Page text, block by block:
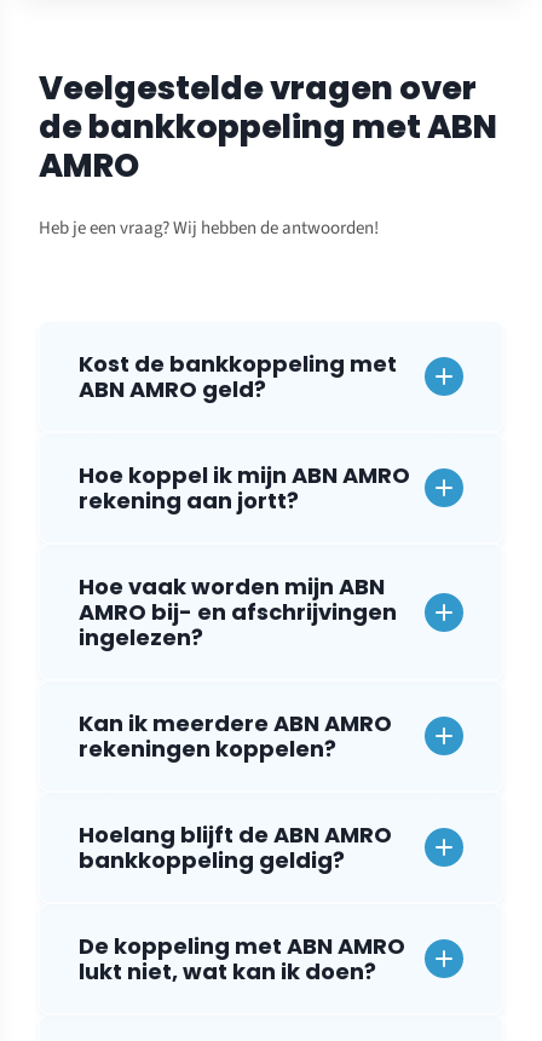
Veelgestelde vragen over
de bankkoppeling met ABN
AMRO
Heb je een vraag? Wij hebben de antwoorden!
Kost de bankkoppeling met
ABN AMRO geld?
Hoe koppel ik mijn ABN AMRO
rekening aan jortt?
Hoe vaak worden mijn ABN
AMRO bij- en afschrijvingen
ingelezen?
Kan ik meerdere ABN AMRO
rekeningen koppelen?
Hoelang blijft de ABN AMRO
bankkoppeling geldig?
De koppeling met ABN AMRO
lukt niet, wat kan ik doen?